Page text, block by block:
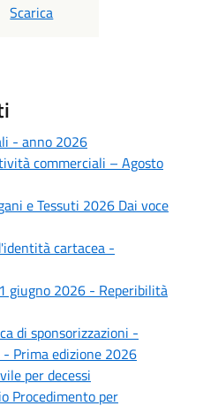
Scarica
- anno 2026
commerciali – Agosto
e Tessuti 2026 Dai voce
cartacea -
giugno 2026 - Reperibilità
di sponsorizzazioni -
Prima edizione 2026
per decessi
Procedimento per